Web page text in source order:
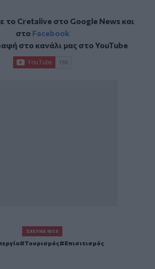
το Cretalive στο Google Newsκαι
στο Facebook
στο κανάλι μας στοYouTube
ΣΧΕΤΙΚΆ TAGS
Τουρισμός Επισιτισμός